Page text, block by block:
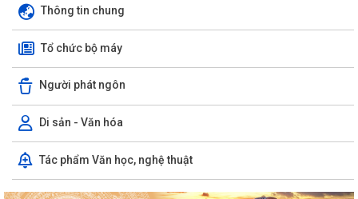
Thông tin chung
Tổ chức bộ máy
Người phát ngôn
Di sản - Văn hóa
Tác phẩm Văn học, nghệ thuật
Phường Hồng Bàng tổng kết và trao giải Cuộc thi chính luận về bảo vệ
nền tảng tư tưởng của Đảng năm...
CƠ SỞ
Trường Tiểu học Đinh Tiên Hoàng (phường Hồng Bàng) tăng kiến thức,
kỹ năng phòng chống đuối nước...
cơ sở kinh doanh dịch vụ ăn uống,...